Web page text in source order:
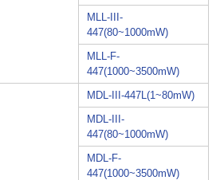
MLL-III-
447(80~1000mW)
MLL-F-
447(1000~3500mW)
MDL-III-447L(1~80mW)
MDL-III-
447(80~1000mW)
MDL-F-
447(1000~3500mW)